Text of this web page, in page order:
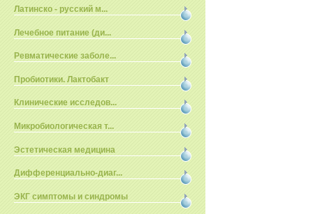
Латинско - русский м...
Лечебное питание (ди...
Ревматические заболе...
Пробиотики. Лактобакт
Клинические исследов...
Микробиологическая т...
Эстетическая медицина
Дифференциально-диаг...
ЭКГ симптомы и синдромы